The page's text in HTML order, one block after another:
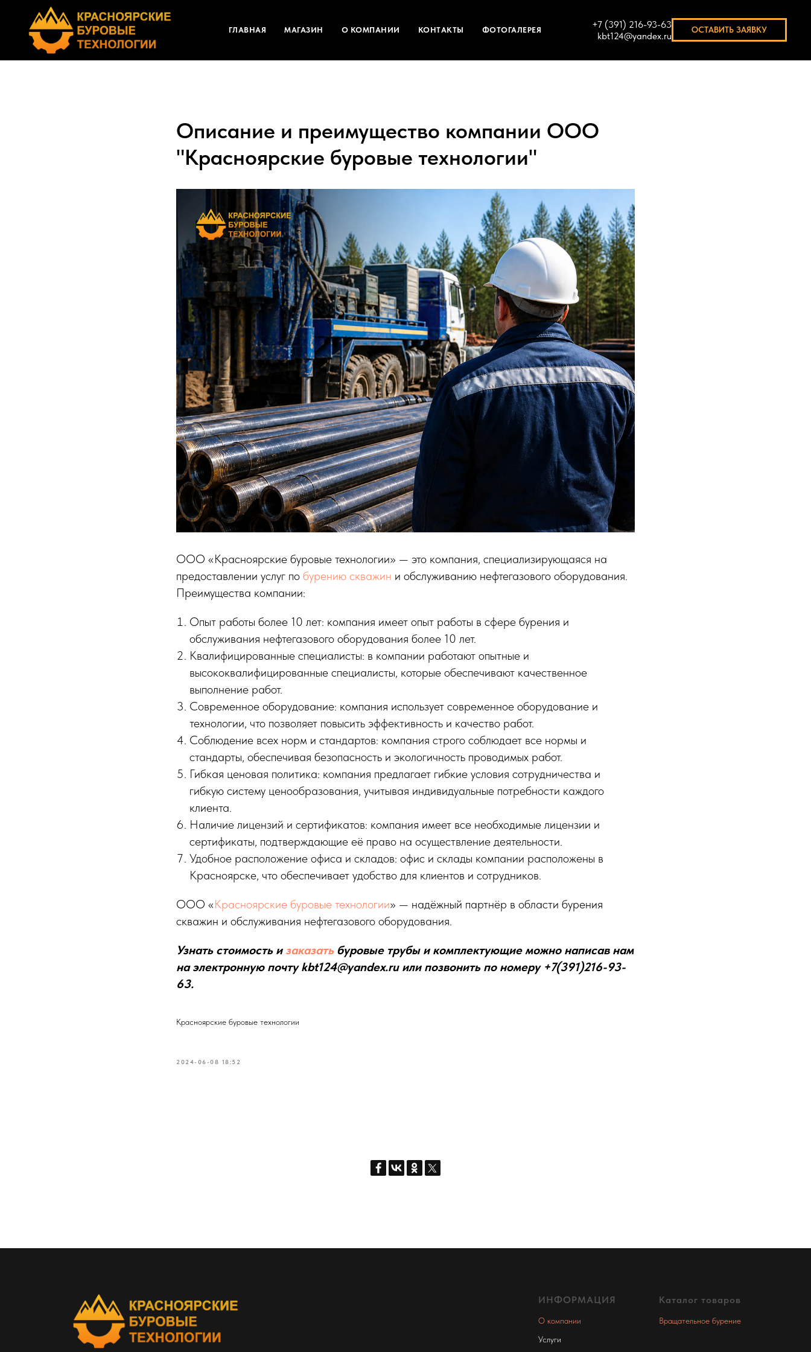
ГЛАВНАЯ МАГАЗИН О КОМПАНИИ КОНТАКТЫ ФОТОГАЛЕРЕЯ
+7 (391) 216-93-63
kbt124@yandex.ru
ОСТАВИТЬ ЗАЯВКУ
Описание и преимущество компании ООО
"Красноярские буровые технологии"
ООО «Красноярские буровые технологии» — это компания, специализирующаяся на
предоставлении услуг по бурению скважин и обслуживанию нефтегазового оборудования.
Преимущества компании:
Опыт работы более 10 лет: компания имеет опыт работы в сфере бурения и
обслуживания нефтегазового оборудования более 10 лет.
Квалифицированные специалисты: в компании работают опытные и
высококвалифицированные специалисты, которые обеспечивают качественное
выполнение работ.
Современное оборудование: компания использует современное оборудование и
технологии, что позволяет повысить эффективность и качество работ.
Соблюдение всех норм и стандартов: компания строго соблюдает все нормы и
стандарты, обеспечивая безопасность и экологичность проводимых работ.
Гибкая ценовая политика: компания предлагает гибкие условия сотрудничества и
гибкую систему ценообразования, учитывая индивидуальные потребности каждого
клиента.
Наличие лицензий и сертификатов: компания имеет все необходимые лицензии и
сертификаты, подтверждающие её право на осуществление деятельности.
Удобное расположение офиса и складов: офис и склады компании расположены в
Красноярске, что обеспечивает удобство для клиентов и сотрудников.
ООО «Красноярские буровые технологии» — надёжный партнёр в области бурения
скважин и обслуживания нефтегазового оборудования.
Узнать стоимость и заказать буровые трубы и комплектующие можно написав нам
на электронную почту kbt124@yandex.ru или позвонить по номеру +7(391)216-93-
63.
Красноярские буровые технологии
2024-06-08 18:52
ИНФОРМАЦИЯ
О компании
Услуги
Каталог товаров
Вращательное бурение